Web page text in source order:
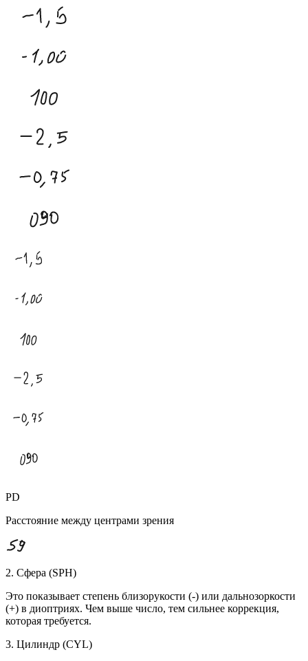
PD
Расстояние между центрами зрения
2. Сфера (SPH)
Это показывает степень близорукости (-) или дальнозоркости
(+) в диоптриях. Чем выше число, тем сильнее коррекция,
которая требуется.
3. Цилиндр (CYL)